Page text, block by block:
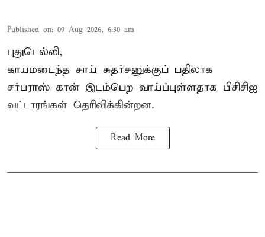
Published on: 09 Aug 2026, 6:30 am
புதுடெல்லி,
காயமடைந்த சாய் சுதர்சனுக்குப் பதிலாக
சர்பராஸ் கான் இடம்பெற வாய்ப்புள்ளதாக பிசிசிஐ
வட்டாரங்கள் தெரிவிக்கின்றன.
Read More